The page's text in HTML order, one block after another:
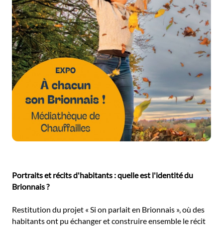
Portraits et récits d'habitants : quelle est l'identité du
Brionnais ?
Restitution du projet « Si on parlait en Brionnais », où des
habitants ont pu échanger et construire ensemble le récit